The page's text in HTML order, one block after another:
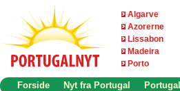
Algarve
Azorerne
Lissabon
Madeira
Porto
Forside Nyt fra Portugal